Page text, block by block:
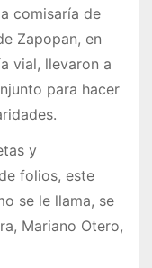
comisaría de
Zapopan, en
vial, llevaron a
para hacer
y
folios, este
se le llama, se
Mariano Otero,